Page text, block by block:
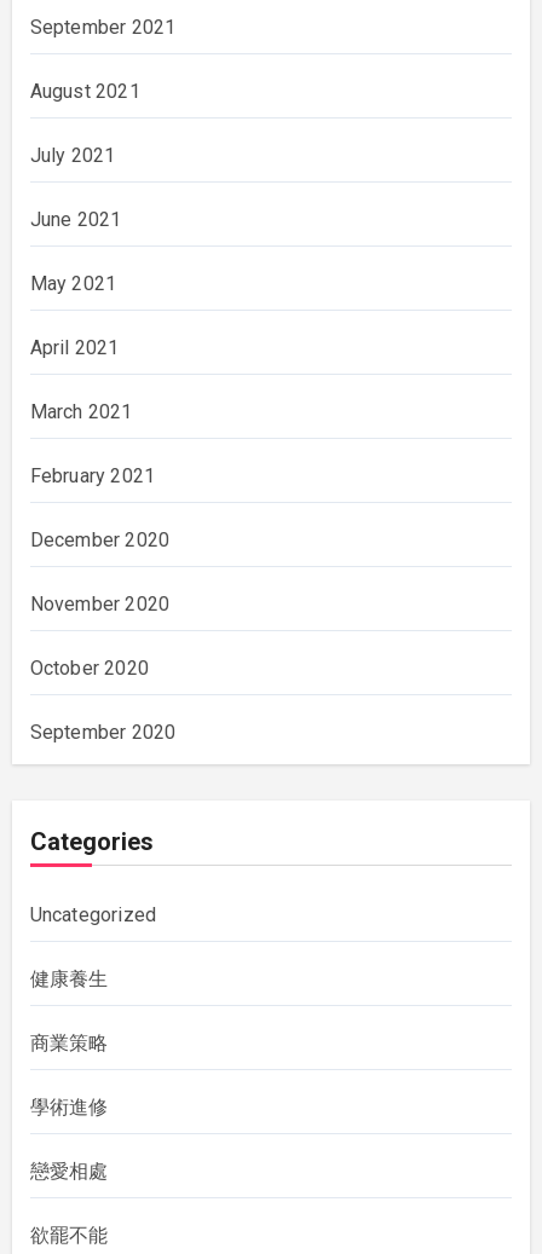
September 2021
August 2021
July 2021
June 2021
May 2021
April 2021
March 2021
February 2021
December 2020
November 2020
October 2020
September 2020
Categories
Uncategorized
健康養生
商業策略
學術進修
戀愛相處
欲罷不能